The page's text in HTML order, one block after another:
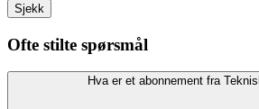
Sjekk
Ofte stilte spørsmål
Hva er et abonnement fra